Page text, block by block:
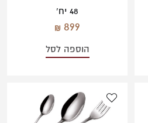
48 יח'
899
הוספה לסל